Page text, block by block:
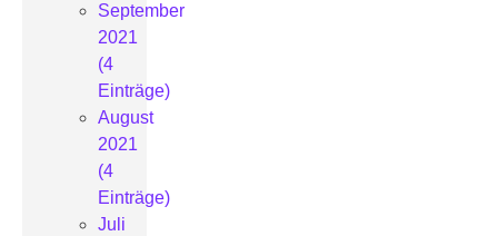
September
2021
(4
Einträge)
August
2021
(4
Einträge)
Juli